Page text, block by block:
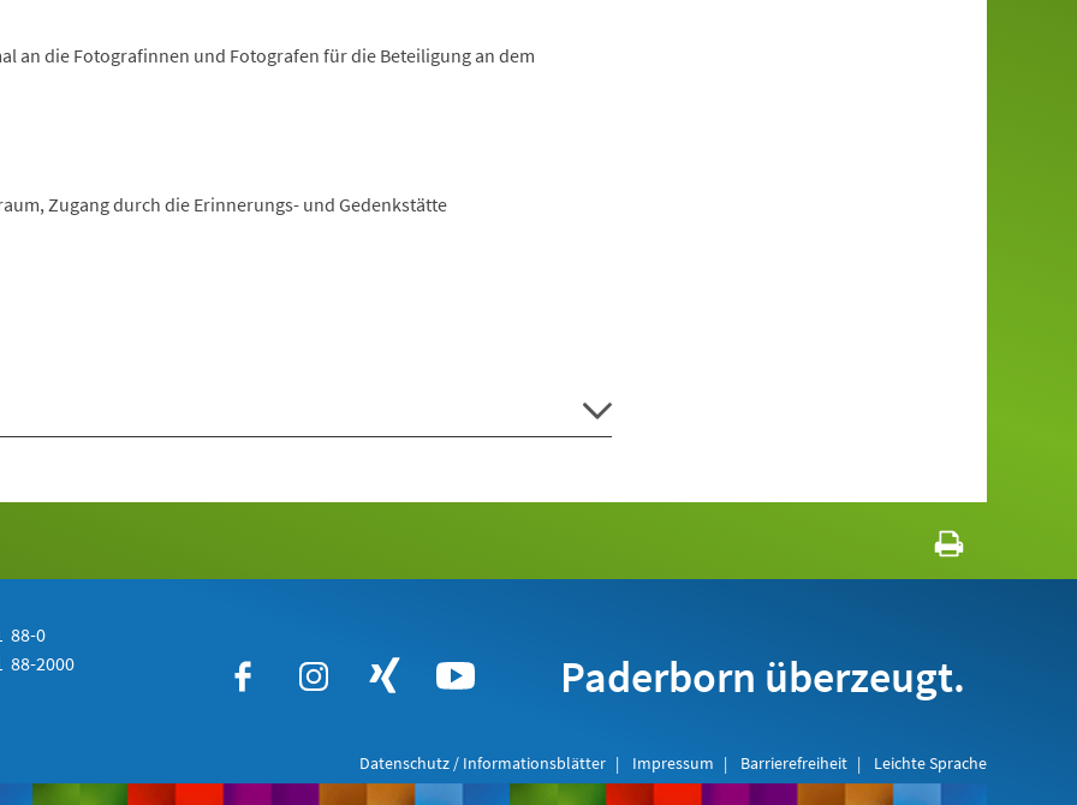
an die Fotografinnen und Fotografen für die Beteiligung an dem
Zugang durch die Erinnerungs- und Gedenkstätte
88-0
88-2000 Paderborn überzeugt.
Datenschutz / Informationsblätter Impressum Barrierefreiheit Leichte Sprache